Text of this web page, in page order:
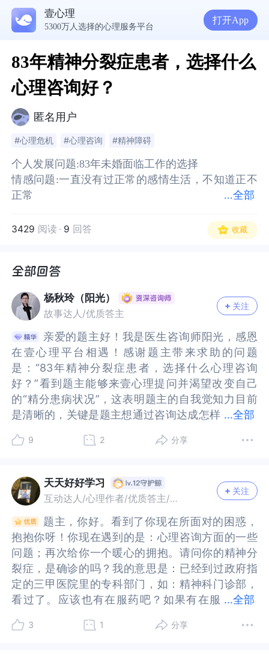
壹心理
5300万人选择的心理服务平台
打开App
83年精神分裂症患者，选择什么
心理咨询好？
匿名用户
#心理危机 #心理咨询 #精神障碍
...全部
个人发展问题:83年未婚面临工作的选择
情感问题:一直没有过正常的感情生活，不知道正不
正常
常的
个人发展问题:83年未婚面临工作的选择
情感问题:一直没有过正常的感情生活，不知道正不
正常
常的
3429 阅读 · 9 回答 收藏
杨秋玲（阳光）
故事达人/优质答主
关注
...全部
亲爱的题主好！我是医生咨询师阳光，感恩
在壹心理平台相遇！感谢题主带来求助的问题
是：“83年精神分裂症患者，选择什么心理咨询
好？”看到题主能够来壹心理提问并渴望改变自己
的“精分患病状况”，这表明题主的自我觉知力目前
是清晰的，关键是题主想通过咨询达成怎样
实情有关？这里，就题主带来的话题，很愿意分享
一下题主想要具体求助的问题，并尝试加以分析
——个人发展问题:83年未婚面临工作的选择——即
使是“精分”也是可以回归正常生活工作、婚育的，
但是需要主治医师给予一些前提判断为妥当。情感
问题:一直没有过正常的感情生活，不知道正不正常
——或许，是因为自己患病的原因还是？任何人对
感情生活的渴望是很正常的，现实中能否“知遇”却
是需要缘分吧？性心理:仅有的不和谐几次性生活，
性心理应该是正常的——嗯，认同题主的自我认
知。其它三观应该是正常的。——“三观正常”，题
主的自我觉察力不错，这是你可以利用的资源。针
在壹心理平台相遇！感谢题主带来求助的问题
是：“83年精神分裂症患者，选择什么心理咨询
好？”看到题主能够来壹心理提问并渴望改变自己
的“精分患病状况”，这表明题主的自我觉知力目前
是清晰的，关键是题主想通过咨询达成怎样的目
有关？这里，就题主带来的话题，很愿意分享我的
题主想要具体求助的问题，并尝试加以分析——个
人发展问题:83年未婚面临工作的选择——即使
是“精分”也是可以回归正常生活工作、婚育的，但
是需要主治医师给予一些前提判断为妥当。情感问
题:一直没有过正常的感情生活，不知道正不正常
——或许，是因为自己患病的原因还是？任何人对
感情生活的渴望是很正常的，现实中能否“知遇”却
是需要缘分吧？性心理:仅有的不和谐几次性生活，
性心理应该是正常的——嗯，认同题主的自我认
知。其它三观应该是正常的。——“三观正常”，题
主的自我觉察力不错，这是你可以利用的资源。针
9 2 分享
天天好好学习
互动达人/心理作者/优质答主/故事达人
关注
...全部
题主，你好。看到了你现在所面对的困惑，
抱抱你呀！你现在遇到的是：心理咨询方面的一些
问题；再次给你一个暖心的拥抱。请问你的精神分
裂症，是确诊的吗？我的意思是：已经到过政府指
定的三甲医院里的专科部门，如：精神科门诊部，
看过了。应该也有在服药吧？如果有在服
师。为什么我会这样说呢？因为以上这两者，是有
抱抱你呀！你现在遇到的是：心理咨询方面的一些
问题；再次给你一个暖心的拥抱。请问你的精神分
裂症，是确诊的吗？我的意思是：已经到过政府指
定的三甲医院里的专科部门，如：精神科门诊部，
看过了。应该也有在服药吧？如果有在服药，你要
我会这样说呢？因为以上这两者，是有本质上的区
3 1 分享